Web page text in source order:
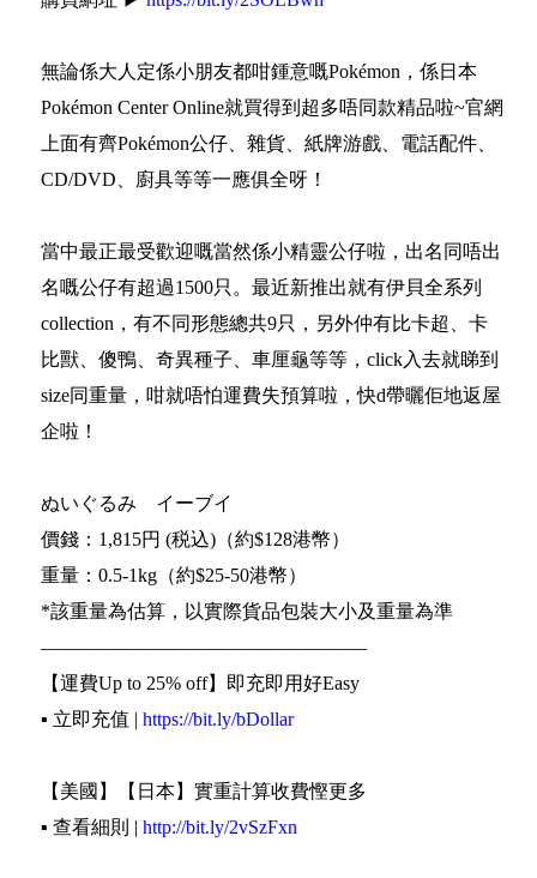
無論係大人定係小朋友都咁鍾意嘅Pokémon，係日本
Pokémon Center Online就買得到超多唔同款精品啦~官網
上面有齊Pokémon公仔、雜貨、紙牌游戲、電話配件、
CD/DVD、廚具等等一應俱全呀！
當中最正最受歡迎嘅當然係小精靈公仔啦，出名同唔出
名嘅公仔有超過1500只。最近新推出就有伊貝全系列
collection，有不同形態總共9只，另外仲有比卡超、卡
比獸、傻鴨、奇異種子、車厘龜等等，click入去就睇到
size同重量，咁就唔怕運費失預算啦，快d帶曬佢地返屋
企啦！
ぬいぐるみ イーブイ
價錢：1,815円 (税込)（約$128港幣）
重量：0.5-1kg（約$25-50港幣）
*該重量為估算，以實際貨品包裝大小及重量為準
—————————————————
【運費Up to 25% off】即充即用好Easy
▪️ 立即充值 | https://bit.ly/bDollar
【美國】【日本】實重計算收費慳更多
▪️ 查看細則 | http://bit.ly/2vSzFxn